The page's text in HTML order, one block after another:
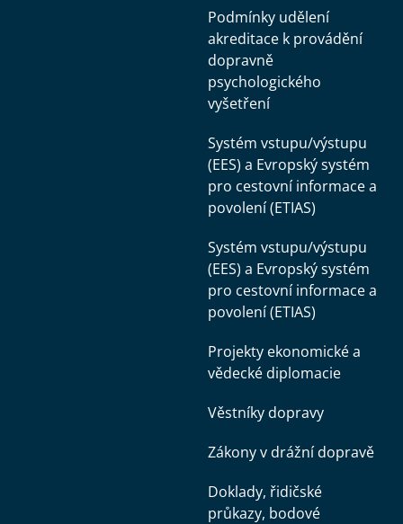
Podmínky udělení
akreditace k provádění
dopravně
psychologického
vyšetření
Systém vstupu/výstupu
(EES) a Evropský systém
pro cestovní informace a
povolení (ETIAS)
Systém vstupu/výstupu
(EES) a Evropský systém
pro cestovní informace a
povolení (ETIAS)
Projekty ekonomické a
vědecké diplomacie
Věstníky dopravy
Zákony v drážní dopravě
Doklady, řidičské
průkazy, bodové